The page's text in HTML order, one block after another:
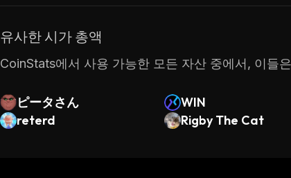
유사한 시가 총액
CoinStats에서 사용 가능한 모든 자산 중에서, 이들
ピータさん WIN
reterd
Rigby The Cat